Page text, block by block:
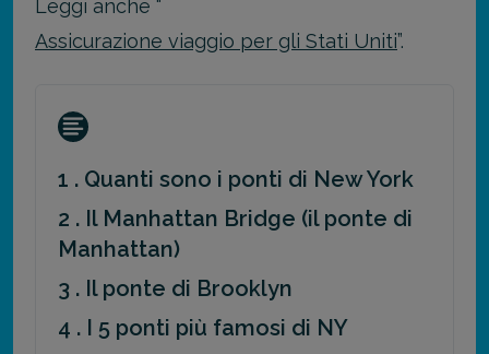
Leggi anche “
Assicurazione viaggio per gli Stati Uniti”.
1 . Quanti sono i ponti di New York
2 . Il Manhattan Bridge (il ponte di
Manhattan)
3 . Il ponte di Brooklyn
4 . I 5 ponti più famosi di NY